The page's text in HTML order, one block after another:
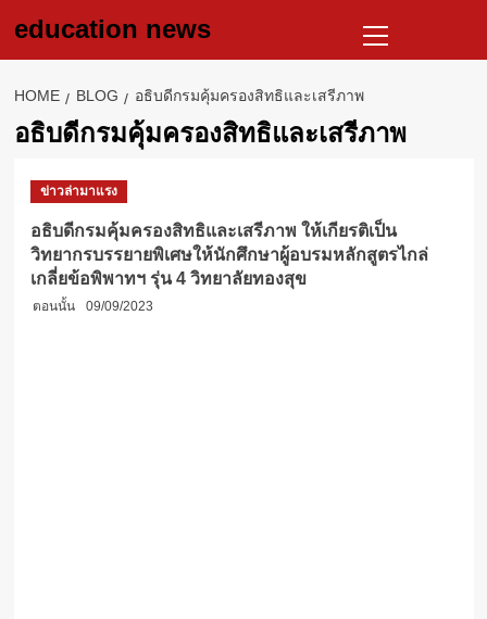
education news
Menu
HOME BLOG อธิบดีกรมคุ้มครองสิทธิและเสรีภาพ
อธิบดีกรมคุ้มครองสิทธิและเสรีภาพ
ข่าวล่ามาแรง
อธิบดีกรมคุ้มครองสิทธิและเสรีภาพ ให้เกียรติเป็น
วิทยากรบรรยายพิเศษให้นักศึกษาผู้อบรมหลักสูตรไกล่
เกลี่ยข้อพิพาทฯ รุ่น 4 วิทยาลัยทองสุข
ตอนนั้น 09/09/2023